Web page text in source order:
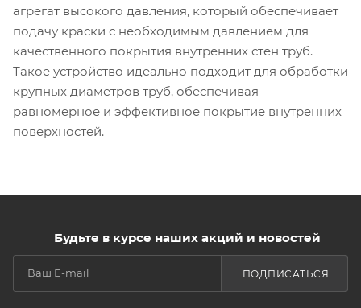
агрегат высокого давления, который обеспечивает
подачу краски с необходимым давлением для
качественного покрытия внутренних стен труб.
Такое устройство идеально подходит для обработки
крупных диаметров труб, обеспечивая
равномерное и эффективное покрытие внутренних
поверхностей.
Будьте в курсе наших акций и новостей
ПОДПИСАТЬСЯ